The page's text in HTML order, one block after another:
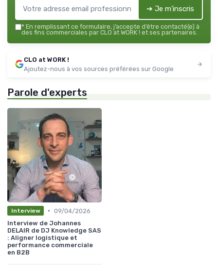
➔ Je m'inscris
* En remplissant ce formulaire, j’accepte d’être contacté(e) à
des fins commerciales par CLO at WORK ! et ses partenaires.
CLO at WORK !
Ajoutez-nous à vos sources préférées sur Google
Parole d'experts
Interview • 09/04/2026
Interview de Johannes
DELAIR de DJ Knowledge SAS
: Aligner logistique et
performance commerciale
en B2B